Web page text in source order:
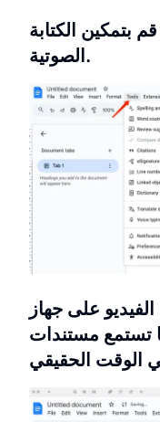
قم بتمكين الكتابة
الصوتية.
الفيديو على جهاز
تستمع مستندات